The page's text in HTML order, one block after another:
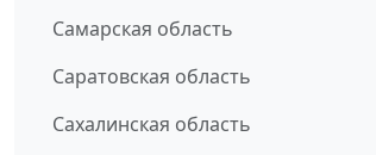
Самарская область
Саратовская область
Сахалинская область